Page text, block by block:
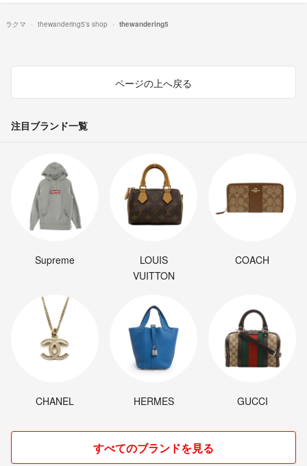
ラクマ thewandering5's shop thewandering5
ページの上へ戻る
注目ブランド一覧
Supreme
LOUIS
VUITTON
COACH
CHANEL HERMES GUCCI
すべてのブランドを見る